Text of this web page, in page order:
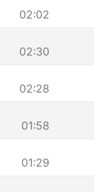
02:02
02:30
02:28
01:58
01:29